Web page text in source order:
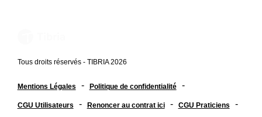
Tous droits réservés - TIBRIA 2026
Mentions Légales - Politique de confidentialité -
CGU Utilisateurs - Renoncer au contrat ici - CGU Praticiens -